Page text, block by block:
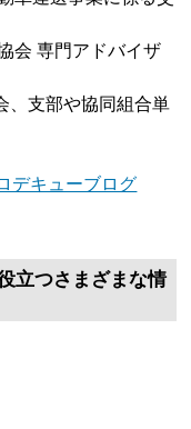
会 専門アドバイザ
、支部や協同組合単
デキューブログ
立つさまざまな情